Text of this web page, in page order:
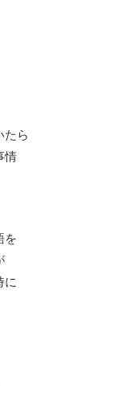
たら
情
を
に